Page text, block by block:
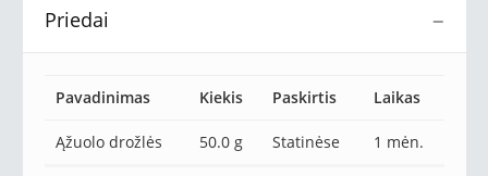
−
Priedai
Pavadinimas Kiekis Paskirtis Laikas
Ąžuolo drožlės 50.0 g Statinėse 1 mėn.